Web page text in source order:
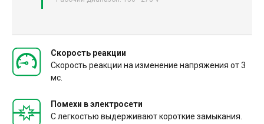
Скорость реакции
Скорость реакции на изменение напряжения от 3
мс.
Помехи в электросети
С легкостью выдерживают короткие замыкания.